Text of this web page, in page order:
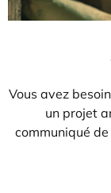
Vous avez
un projet
communiqué